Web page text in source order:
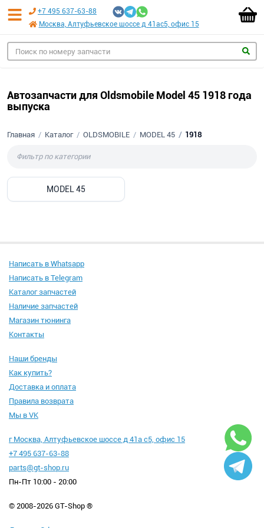
+7 495 637-63-88
Москва, Алтуфьевское шоссе д 41ас5, офис 15
Автозапчасти для Oldsmobile Model 45 1918 года
выпуска
Главная Каталог OLDSMOBILE MODEL 45 1918
MODEL 45
Написать в Whatsapp
Написать в Telegram
Каталог запчастей
Наличие запчастей
Магазин тюнинга
Контакты
Наши бренды
Как купить?
Доставка и оплата
Правила возврата
Мы в VK
г Москва, Алтуфьевское шоссе д 41а с5, офис 15
+7 495 637-63-88
parts@gt-shop.ru
Пн-Пт 10:00 - 20:00
© 2008-2026 GT-Shop ®